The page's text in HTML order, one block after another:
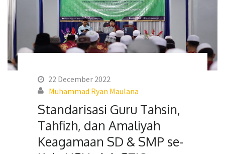
22 December 2022
Muhammad Ryan Maulana
Standarisasi Guru Tahsin,
Tahfizh, dan Amaliyah
Keagamaan SD & SMP se-